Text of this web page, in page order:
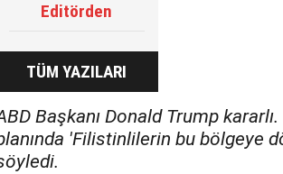
Editörden
TÜM YAZILARI
Başkanı Donald Trump
'Filistinlilerin bu bölgeye